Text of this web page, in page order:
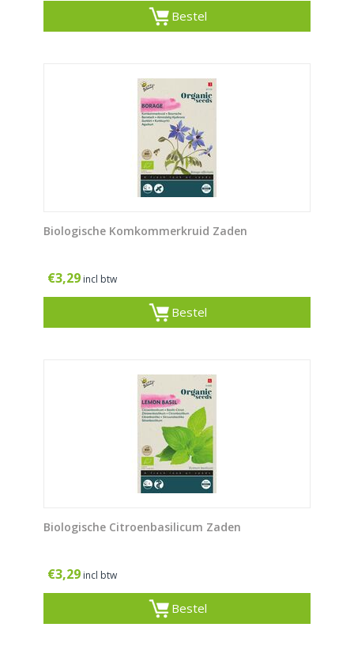
Bestel
Biologische Komkommerkruid Zaden
€3,29 incl btw
Bestel
Biologische Citroenbasilicum Zaden
€3,29 incl btw
Bestel